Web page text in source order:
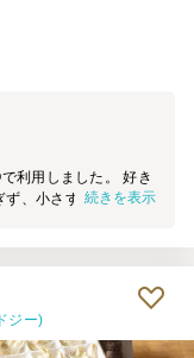
利用しました。 好き
ず、小さすぎずでちょ
。
続きを表示
ジー)